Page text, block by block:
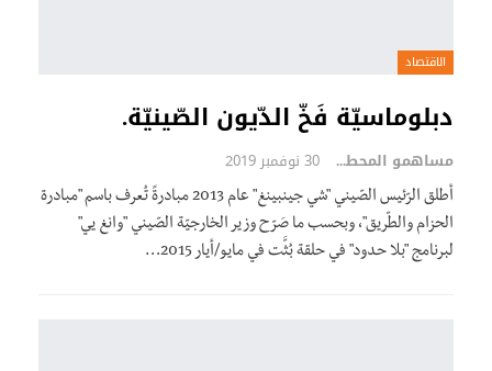
الاقتصاد
دبلوماسيّة فَخّ الدّيون الصّينيّة.
مساهمو المحطة 30 نوفمبر 2019
أطلق الرّئيس الصّيني "شي جينبينغ" عام 2013 مبادرةً تُعرف باسم "مبادرة
الحزام والطّريق"، وبحسب ما صَرّح وزير الخارجيّة الصّيني "وانغ يي"
لبرنامج "بلا حدود" في حلقة بُثَّت في مايو/أيار 2015…